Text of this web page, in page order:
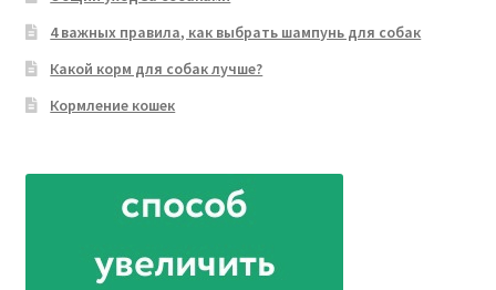
4 важных правила, как выбрать шампунь для собак
Какой корм для собак лучше?
Кормление кошек